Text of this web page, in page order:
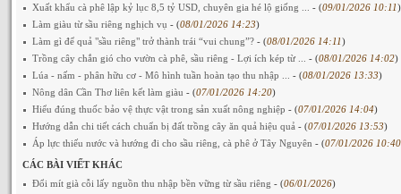
Xuất khẩu cà phê lập kỷ lục 8,5 tỷ USD, chuyên gia hé lộ giống ... - (09/01/2026 10:11)
Làm giàu từ sầu riêng nghịch vụ - (08/01/2026 14:23)
Làm gì để quả "sầu riêng" trở thành trái “vui chung”? - (08/01/2026 14:11)
Trồng cây chắn gió cho vườn cà phê, sầu riêng - Lợi ích kép từ ... - (08/01/2026 14:02)
Lúa - nấm - phân hữu cơ - Mô hình tuần hoàn tạo thu nhập ... - (08/01/2026 13:33)
Nông dân Cần Thơ liên kết làm giàu - (07/01/2026 14:20)
Hiểu đúng thuốc bảo vệ thực vật trong sản xuất nông nghiệp - (07/01/2026 14:04)
Hướng dẫn chi tiết cách chuẩn bị đất trồng cây ăn quả hiệu quả - (07/01/2026 13:53)
Áp lực thiếu nước và hướng đi cho sầu riêng, cà phê ở Tây Nguyên - (07/01/2026 10:40
CÁC BÀI VIẾT KHÁC
Đổi mít già cỗi lấy nguồn thu nhập bền vững từ sầu riêng - (06/01/2026)